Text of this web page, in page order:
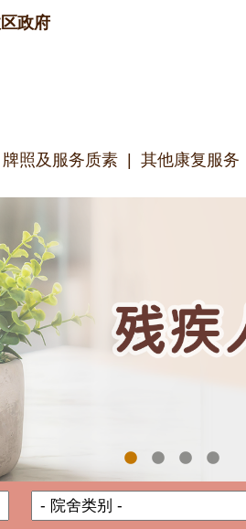
政府
牌照及服务质素 其他康复服务
院舍名称